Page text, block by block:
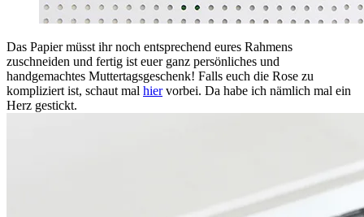
Das Papier müsst ihr noch entsprechend eures Rahmens
zuschneiden und fertig ist euer ganz persönliches und
handgemachtes Muttertagsgeschenk! Falls euch die Rose zu
kompliziert ist, schaut mal hiervorbei. Da habe ich nämlich mal ein
Herz gestickt.